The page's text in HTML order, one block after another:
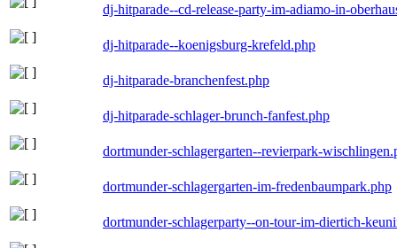
dj-hitparade--cd-release-party-im-adiamo-in-
dj-hitparade--koenigsburg-krefeld.php
dj-hitparade-branchenfest.php
dj-hitparade-schlager-brunch-fanfest.php
dortmunder-schlagergarten--revierpark-
dortmunder-schlagergarten-im-fredenbaumpark.php
dortmunder-schlagerparty--on-tour-im-diertich-